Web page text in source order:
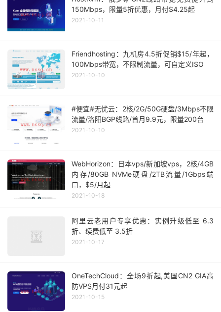
150Mbps，限量5折优惠，月付$4.25起
2021-10-11
Friendhosting：九机房4.5折促销$15/年起，
100Mbps带宽，不限制流量，可自定义ISO
2021-10-10
#便宜#无忧云：2核/2G/50G硬盘/3Mbps不限
流量/洛阳BGP线路/首月9.9元，限量200台
2021-10-10
WebHorizon：日本vps/新加坡vps，2核/4GB
内存/80GB NVMe硬盘/2TB流量/1Gbps端
口，$5/月起
2021-10-18
阿里云老用户专享优惠：实例升级低至 6.3
折、续费低至 3.5折
2021-10-17
OneTechCloud：全场9折起,美国CN2 GIA高
防VPS月付31元起
2021-10-15